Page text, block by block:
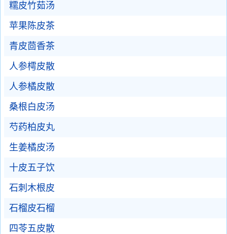
糯皮竹茹汤
苹果陈皮茶
青皮茴香茶
人参樗皮散
人参橘皮散
桑根白皮汤
芍药柏皮丸
生姜橘皮汤
十皮五子饮
石刺木根皮
石榴皮石榴
四苓五皮散